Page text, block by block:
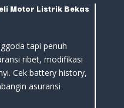
Motor Listrik Bekas
tapi penuh
ribet, modifikasi
Cek battery history,
asuransi